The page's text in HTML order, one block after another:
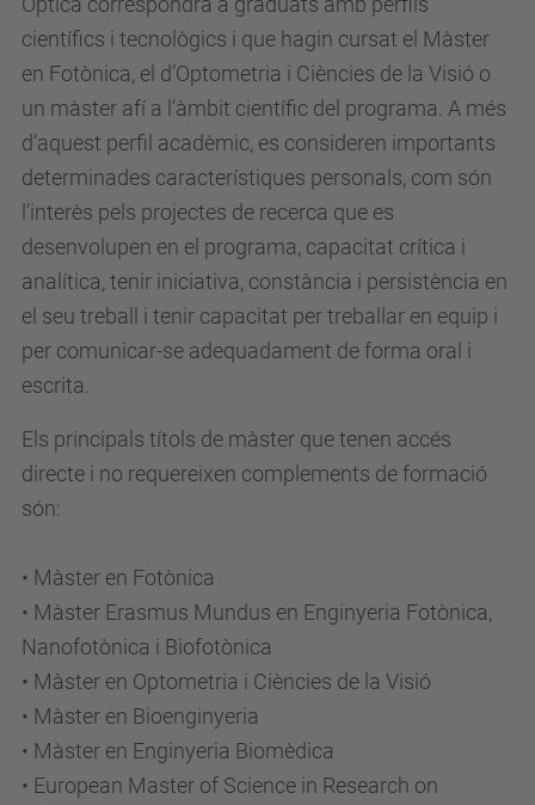
científics i tecnològics i que hagin cursat el Màster
en Fotònica, el d’Optometria i Ciències de la Visió o
un màster afí a l’àmbit científic del programa. A més
d’aquest perfil acadèmic, es consideren importants
determinades característiques personals, com són
l’interès pels projectes de recerca que es
desenvolupen en el programa, capacitat crítica i
analítica, tenir iniciativa, constància i persistència en
el seu treball i tenir capacitat per treballar en equip i
per comunicar-se adequadament de forma oral i
escrita.
Els principals títols de màster que tenen accés
directe i no requereixen complements de formació
són:
• Màster en Fotònica
• Màster Erasmus Mundus en Enginyeria Fotònica,
Nanofotònica i Biofotònica
• Màster en Optometria i Ciències de la Visió
• Màster en Bioenginyeria
• Màster en Enginyeria Biomèdica
• European Master of Science in Research on